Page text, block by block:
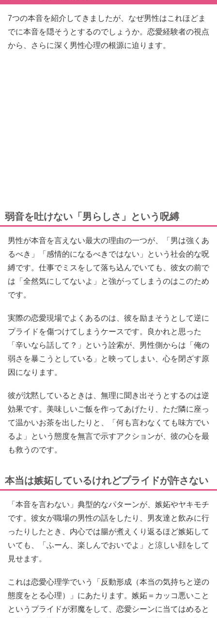
7つの本音を紹介してきましたが、なぜ男性はこれほどま
でに本音を隠そうとするのでしょうか。恋愛経験者の視点
から、さらに深く男性心理の根源に迫ります。
弱音を吐けない「男らしさ」という呪縛
男性が本音を言えない最大の理由の一つが、「男は強くあ
るべき」「感情的になるべきではない」という社会的な呪
縛です。仕事でミスをして落ち込んでいても、彼女の前で
は「全然気にしてないよ」と強がってしまうのはこのため
です。
実際の恋愛現場でよくあるのは、彼を励まそうとして逆に
プライドを傷つけてしまうケースです。良かれと思った
「辛いなら話して？」という詮索が、男性側からは「俺の
弱さを暴こうとしている」と映ってしまい、心を閉ざす原
因になります。
彼が沈黙しているときは、無理に聞き出そうとするのは逆
効果です。美味しいご飯を作ってあげたり、ただ隣に座っ
て温かいお茶を出したりと、「何も言わなくても味方でい
るよ」という態度を無言で示すアクションが、彼の心を最
も救うのです。
本当は嫉妬しているけれどプライドが許さない
「本音を言わない」典型的なパターンが、嫉妬やヤキモチ
です。彼女が職場の男性の話をしたり、男友達と飲みに行
ったりしたとき、内心では腸が煮えくり返るほど嫉妬して
いても、「ふーん、楽しんでおいでよ」と涼しい顔をして
見せます。
これは恋愛心理学でいう「反動形成（本当の気持ちと逆の
態度をとる心理）」にあたります。嫉妬＝カッコ悪いこと
というプライドが邪魔をして、恋愛シーンに当てはめると